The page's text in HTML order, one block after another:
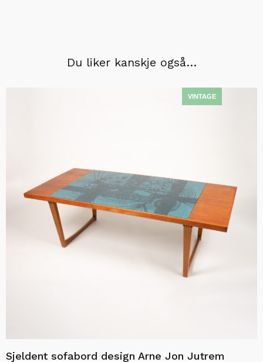
Du liker kanskje også…
Sjeldent sofabord design Arne Jon Jutrem